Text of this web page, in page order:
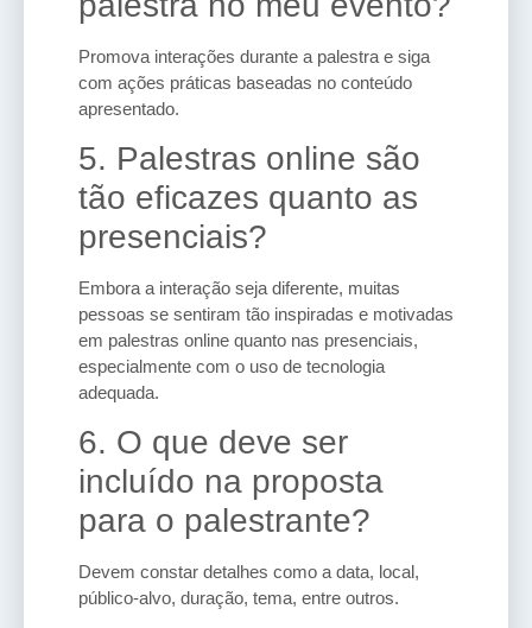
Promova interações durante a palestra e siga
com ações práticas baseadas no conteúdo
apresentado.
5. Palestras online são
tão eficazes quanto as
presenciais?
Embora a interação seja diferente, muitas
pessoas se sentiram tão inspiradas e motivadas
em palestras online quanto nas presenciais,
especialmente com o uso de tecnologia
adequada.
6. O que deve ser
incluído na proposta
para o palestrante?
Devem constar detalhes como a data, local,
público-alvo, duração, tema, entre outros.